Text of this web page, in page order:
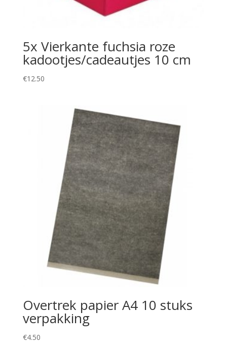
5x Vierkante fuchsia roze
kadootjes/cadeautjes 10 cm
€12.50
Overtrek papier A4 10 stuks
verpakking
€4.50